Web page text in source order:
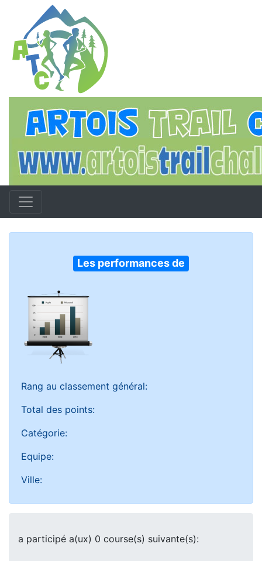
Les performances de
Rang au classement général:
Total des points:
Catégorie:
Equipe:
Ville:
a participé a(ux) 0 course(s) suivante(s):